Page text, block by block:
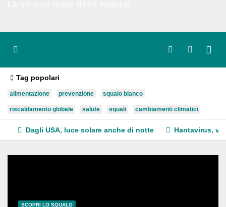
Tag popolari
alimentazione prevenzione squalo bianco
riscaldamento globale salute squali cambiamenti climatici
Dagli USA, luce solare anche di notte Hantavirus,
SCOPRI LO SQUALO